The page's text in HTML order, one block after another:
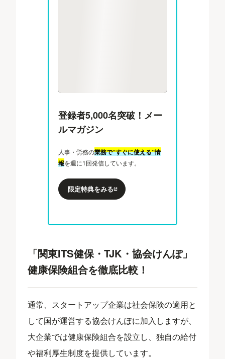
登録者5,000名突破！メー
ルマガジン
人事・労務の業務で“すぐに使える”情
報を週に1回発信しています。
限定特典をみる
「関東ITS健保・TJK・協会けんぽ」
健康保険組合を徹底比較！
通常、スタートアップ企業は社会保険の適用と
して国が運営する協会けんぽに加入しますが、
大企業では健康保険組合を設立し、独自の給付
や福利厚生制度を提供しています。